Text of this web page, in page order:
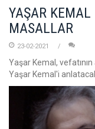
YAŞAR
MASALLAR
23-02-2021
Yaşar Kemal, vefatının
Yaşar Kemal'i